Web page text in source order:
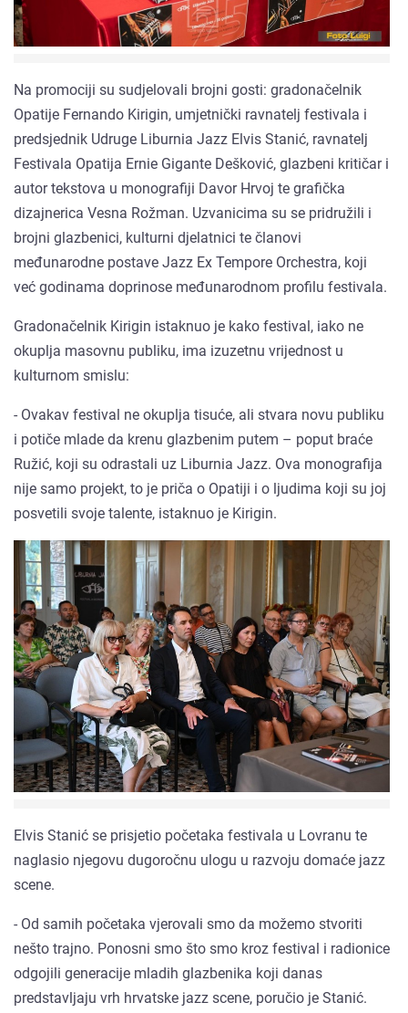
Na promociji su sudjelovali brojni gosti: gradonačelnik
Opatije Fernando Kirigin, umjetnički ravnatelj festivala i
predsjednik Udruge Liburnia Jazz Elvis Stanić, ravnatelj
Festivala Opatija Ernie Gigante Dešković, glazbeni kritičar i
autor tekstova u monografiji Davor Hrvoj te grafička
dizajnerica Vesna Rožman. Uzvanicima su se pridružili i
brojni glazbenici, kulturni djelatnici te članovi
međunarodne postave Jazz Ex Tempore Orchestra, koji
već godinama doprinose međunarodnom profilu festivala.
Gradonačelnik Kirigin istaknuo je kako festival, iako ne
okuplja masovnu publiku, ima izuzetnu vrijednost u
kulturnom smislu:
- Ovakav festival ne okuplja tisuće, ali stvara novu publiku
i potiče mlade da krenu glazbenim putem – poput braće
Ružić, koji su odrastali uz Liburnia Jazz. Ova monografija
nije samo projekt, to je priča o Opatiji i o ljudima koji su joj
posvetili svoje talente, istaknuo je Kirigin.
Elvis Stanić se prisjetio početaka festivala u Lovranu te
naglasio njegovu dugoročnu ulogu u razvoju domaće jazz
scene.
- Od samih početaka vjerovali smo da možemo stvoriti
nešto trajno. Ponosni smo što smo kroz festival i radionice
odgojili generacije mladih glazbenika koji danas
predstavljaju vrh hrvatske jazz scene, poručio je Stanić.